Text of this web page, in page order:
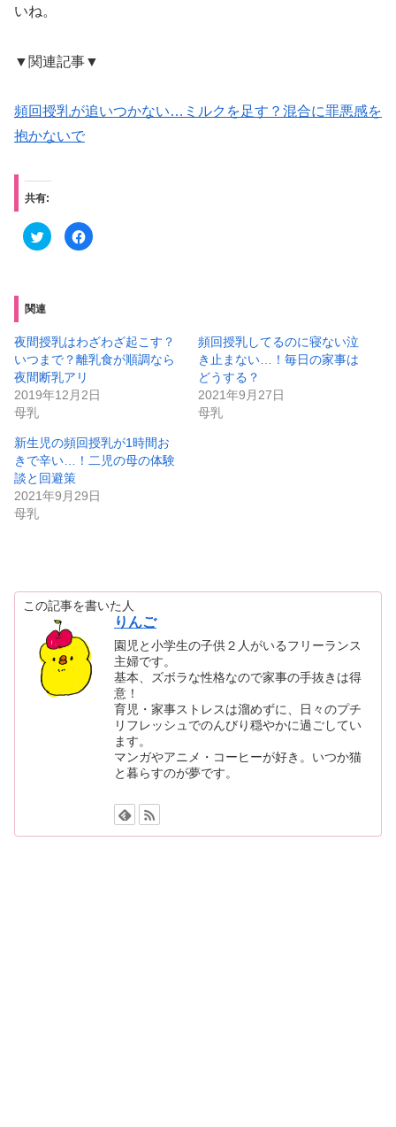
いね。
▼関連記事▼
頻回授乳が追いつかない…ミルクを足す？混合に罪悪感を
抱かないで
共有:
ク
リ
w
i
t
e
r
で
共
有
い
ウ
ィ
ン
ド
ウ
で
F
a
有
す
る
ク
リ
し
て
く
だ
い
(
で
開
き
)
関連
夜間授乳はわざわざ起こす？
いつまで？離乳食が順調なら
夜間断乳アリ
2019年12月2日
母乳
頻回授乳してるのに寝ない泣
き止まない…！毎日の家事は
どうする？
2021年9月27日
母乳
新生児の頻回授乳が1時間お
きで辛い…！二児の母の体験
談と回避策
2021年9月29日
母乳
この記事を書いた人
りんご
園児と小学生の子供２人がいるフリーランス
主婦です。
基本、ズボラな性格なので家事の手抜きは得
意！
育児・家事ストレスは溜めずに、日々のプチ
リフレッシュでのんびり穏やかに過ごしてい
ます。
マンガやアニメ・コーヒーが好き。いつか猫
と暮らすのが夢です。